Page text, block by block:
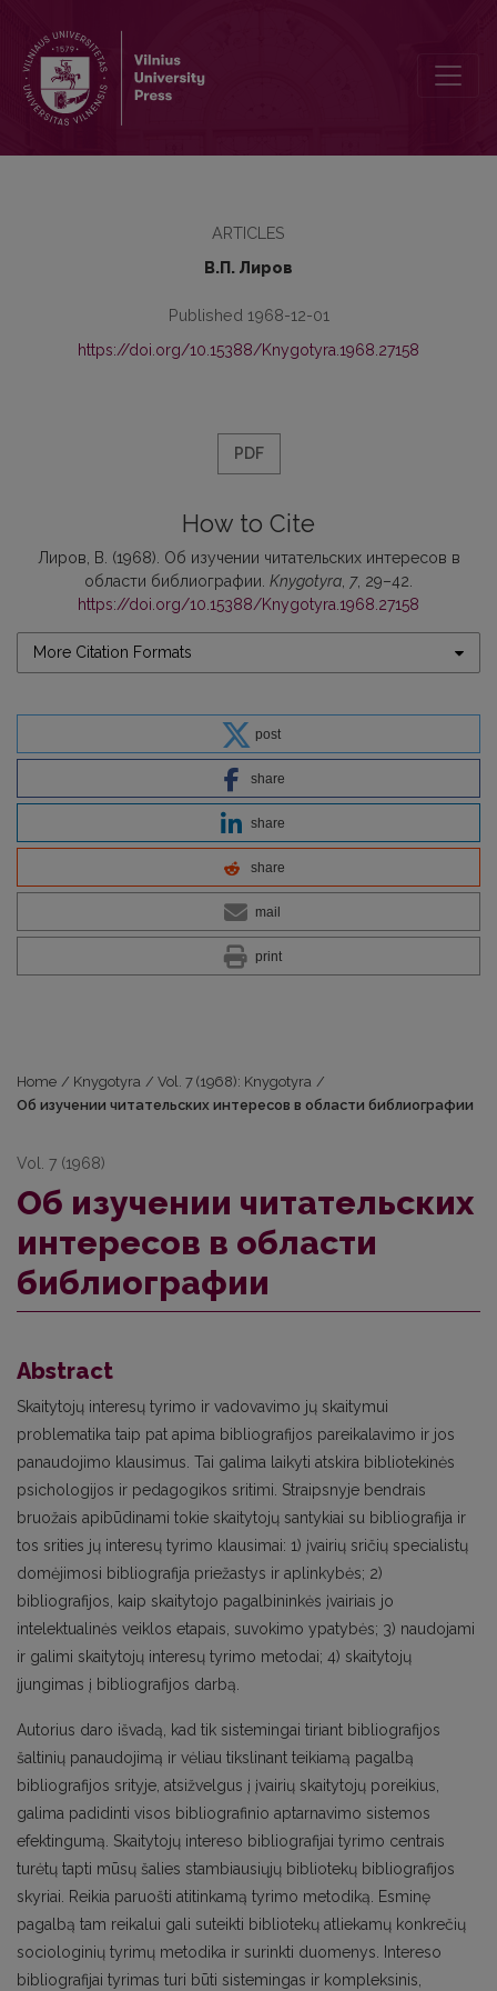
ARTICLES
В.П. Лиров
Published 1968-12-01
https://doi.org/10.15388/Knygotyra.1968.27158
PDF
How to Cite
Лиров, В. (1968). Об изучении читательских интересов в
области библиографии. Knygotyra 7, 29–42.
https://doi.org/10.15388/Knygotyra.1968.27158
More Citation Formats
post
share
share
share
mail
print
Home / Knygotyra / Vol. 7 (1968): Knygotyra /
Об изучении читательских интересов в области библиографии
Vol. 7 (1968)
Об изучении читательских
интересов в области
библиографии
Abstract
Skaitytojų interesų tyrimo ir vadovavimo jų skaitymui
problematika taip pat apima bibliografijos pareikalavimo ir jos
panaudojimo klausimus. Tai galima laikyti atskira bibliotekinės
psichologijos ir pedagogikos sritimi. Straipsnyje bendrais
bruožais apibūdinami tokie skaitytojų santykiai su bibliografija ir
tos srities jų interesų tyrimo klausimai: 1) įvairių sričių specialistų
domėjimosi bibliografija priežastys ir aplinkybės; 2)
bibliografijos, kaip skaitytojo pagalbininkės įvairiais jo
intelektualinės veiklos etapais, suvokimo ypatybės; 3) naudojami
ir galimi skaitytojų interesų tyrimo metodai; 4) skaitytojų
įjungimas į bibliografijos darbą.
Autorius daro išvadą, kad tik sistemingai tiriant bibliografijos
šaltinių panaudojimą ir vėliau tikslinant teikiamą pagalbą
bibliografijos srityje, atsižvelgus į įvairių skaitytojų poreikius,
galima padidinti visos bibliografinio aptarnavimo sistemos
efektingumą. Skaitytojų intereso bibliografijai tyrimo centrais
turėtų tapti mūsų šalies stambiausiųjų bibliotekų bibliografijos
skyriai. Reikia paruošti atitinkamą tyrimo metodiką. Esminę
pagalbą tam reikalui gali suteikti bibliotekų atliekamų konkrečių
sociologinių tyrimų metodika ir surinkti duomenys. Intereso
bibliografijai tyrimas turi būti sistemingas ir kompleksinis,